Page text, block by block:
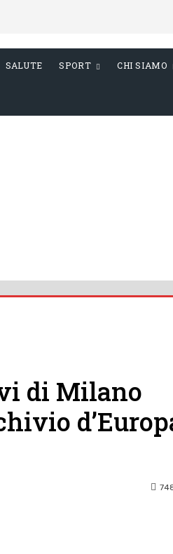
SALUTE SPORT CHI SIAMO
di Milano